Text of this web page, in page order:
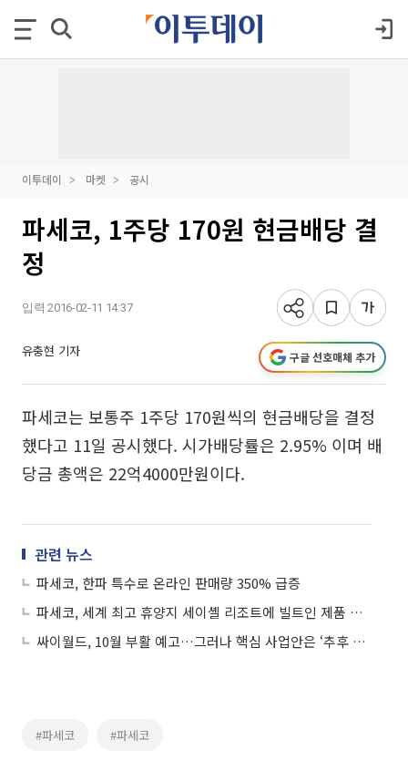
이투데이 마켓 공시
파세코, 1주당 170원 현금배당 결
정
입력 2016-02-11 14:37
유충현 기자 구글 선호매체 추가
파세코는 보통주 1주당 170원씩의 현금배당을 결정
했다고 11일 공시했다. 시가배당률은 2.95% 이며 배
당금 총액은 22억4000만원이다.
관련 뉴스
파세코, 한파 특수로 온라인 판매량 350% 급증
파세코, 세계 최고 휴양지 세이셸 리조트에 빌트인 제품 공급
싸이월드, 10월 부활 예고…그러나 핵심 사업안은 ‘추후 공개’
#파세코 #파세코